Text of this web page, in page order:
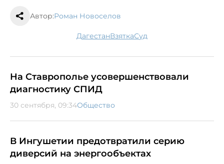
Автор:Роман Новоселов
Дагестан взятка суд
На Ставрополье усовершенствовали
диагностику СПИД
30 сентября, 09:34Общество
В Ингушетии предотвратили серию
диверсий на энергообъектах